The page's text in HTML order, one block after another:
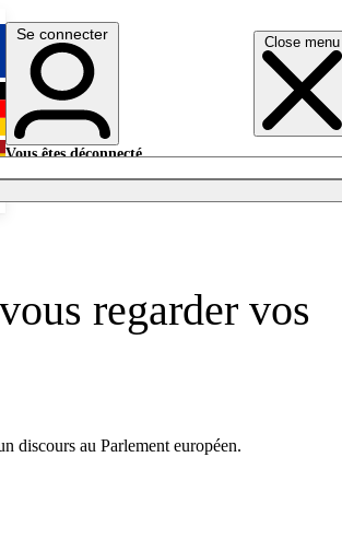
Close menu
English
Deutsch
Se connecter
Vous êtes déconnecté.
regarder vos
discours au Parlement européen.